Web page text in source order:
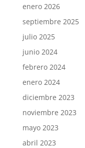
enero 2026
septiembre 2025
julio 2025
junio 2024
febrero 2024
enero 2024
diciembre 2023
noviembre 2023
mayo 2023
abril 2023